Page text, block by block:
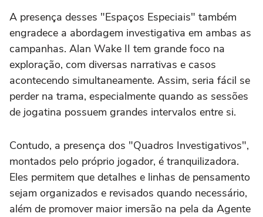
A presença desses "Espaços Especiais" também
engradece a abordagem investigativa em ambas as
campanhas. Alan Wake II tem grande foco na
exploração, com diversas narrativas e casos
acontecendo simultaneamente. Assim, seria fácil se
perder na trama, especialmente quando as sessões
de jogatina possuem grandes intervalos entre si.
Contudo, a presença dos "Quadros Investigativos",
montados pelo próprio jogador, é tranquilizadora.
Eles permitem que detalhes e linhas de pensamento
sejam organizados e revisados quando necessário,
além de promover maior imersão na pela da Agente